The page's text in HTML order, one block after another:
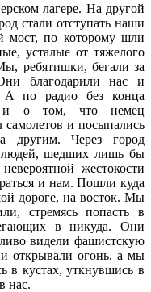
лагере. На другой
стали отступать наши
мост, по которому шли
усталые от тяжелого
ребятишки, бегали за
благодарили нас и
А по радио без конца
и о том, что немец
самолетов и посыпались
другим. Через город
людей, шедших лишь бы
жестокости
и нам. Пошли куда
дороге, на восток. Мы
стремясь попасть в
в никуда. Они
видели фашистскую
открывали огонь, а мы
в кустах, уткнувшись в
нас.